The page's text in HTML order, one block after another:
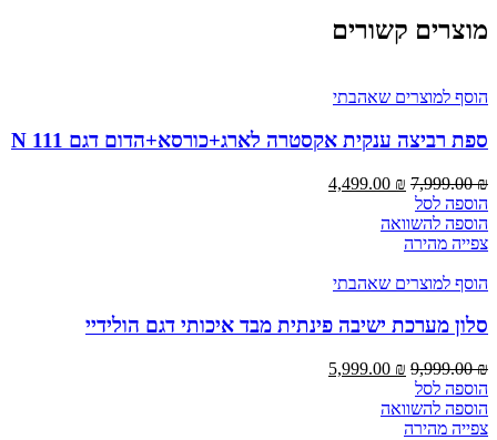
מוצרים קשורים
הוסף למוצרים שאהבתי
ספת רביצה ענקית אקסטרה לארג+כורסא+הדום דגם N 111
7,999.00₪
4,499.00 ₪
הוספה לסל
הוספה להשוואה
צפייה מהירה
הוסף למוצרים שאהבתי
סלון מערכת ישיבה פינתית מבד איכותי דגם הולידיי
9,999.00₪
5,999.00 ₪
הוספה לסל
הוספה להשוואה
צפייה מהירה